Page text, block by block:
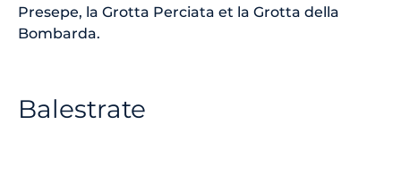
Presepe, la Grotta Perciata et la Grotta della
Bombarda.
Balestrate